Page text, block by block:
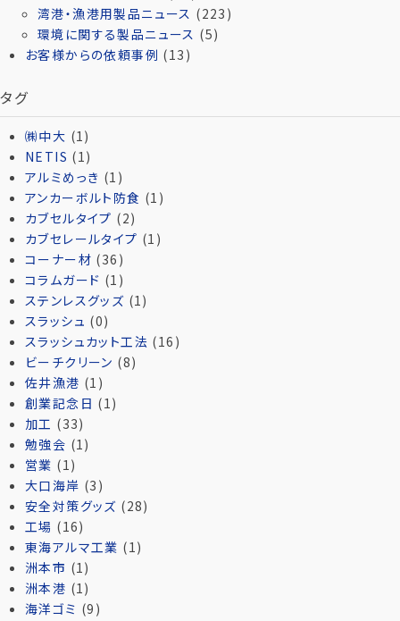
湾港・漁港用製品ニュース (223)
環境に関する製品ニュース (5)
お客様からの依頼事例 (13)
タグ
㈱中大 (1)
NETIS (1)
アルミめっき (1)
アンカーボルト防食 (1)
カブセルタイプ (2)
カブセレールタイプ (1)
コーナー材 (36)
コラムガード (1)
ステンレスグッズ (1)
スラッシュ (0)
スラッシュカット工法 (16)
ビーチクリーン (8)
佐井漁港 (1)
創業記念日 (1)
加工 (33)
勉強会 (1)
営業 (1)
大口海岸 (3)
安全対策グッズ (28)
工場 (16)
東海アルマ工業 (1)
洲本市 (1)
洲本港 (1)
海洋ゴミ (9)